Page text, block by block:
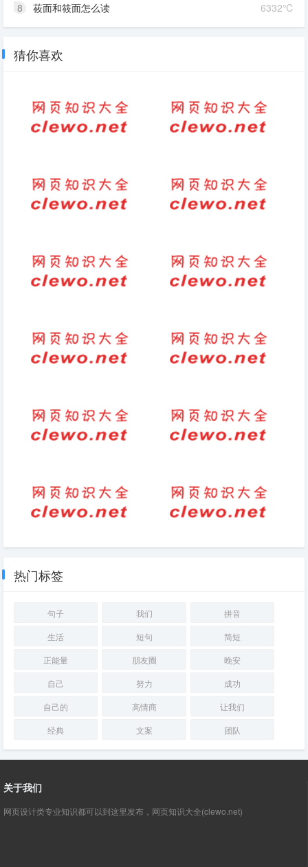
6332℃
8 莜面和筱面怎么读
猜你喜欢
追逐你的初心)
热门标签
句子 我们
拼音
生活
短句
简短
正能量
朋友圈
晚安
自己
努力
成功
自己的
高情商
让我们
经典
文案 团队
关于我们
网页设计类专业知识都可以到这里发布，网页知识大全(clewo.net)